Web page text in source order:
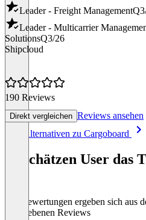
Leader - Freight Management
Leader - Multicarrier
SolutionsQ3/26
Shipcloud
190 Reviews
Direkt vergleichen Reviews ansehen
Alle Alternativen zu Cargoboard
So schätzen User das
Die Bewertungen ergeben sich aus
abgegebenen Reviews